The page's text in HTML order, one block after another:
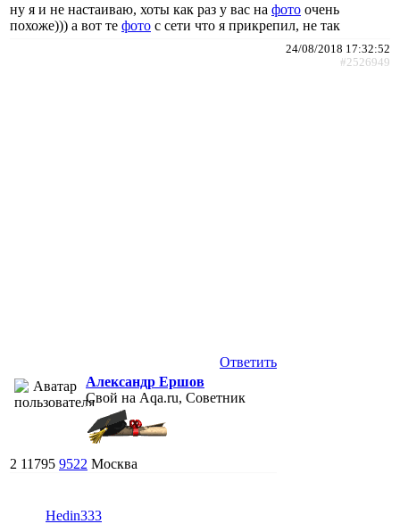
ну я и не настаиваю, хоты как раз у вас на фото очень
похоже))) а вот те фото с сети что я прикрепил, не так
24/08/2018 17:32:52
#2526949
Ответить
Александр Ершов
Свой на Aqa.ru, Советник
2 11795 9522 Москва
Hedin333